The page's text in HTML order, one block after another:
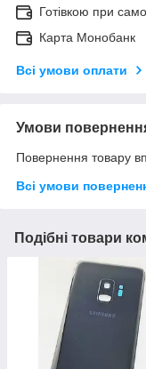
Готівкою при
Карта Монобанк
Всі умови оплати
Умови
Повернення товару
Всі умови
Подібні товари